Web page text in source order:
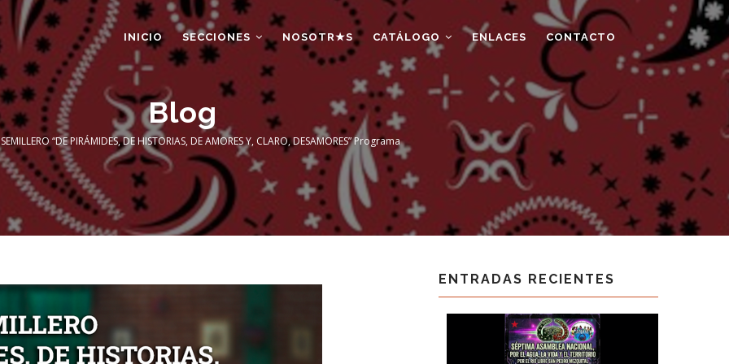
INICIO SECCIONES NOSOTR★S CATÁLOGO ENLACES CONTACTO
Blog
SEMILLERO “DE PIRÁMIDES, DE HISTORIAS, DE AMORES Y, CLARO, DESAMORES” Programa
ENTRADAS RECIENTES